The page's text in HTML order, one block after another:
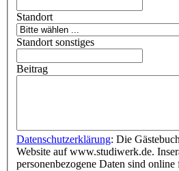
Standort
Standort sonstiges
Beitrag
Datenschutzerklärung: Die
Website auf www.studiwerk.de. Inserate sowie deren Inhalte und